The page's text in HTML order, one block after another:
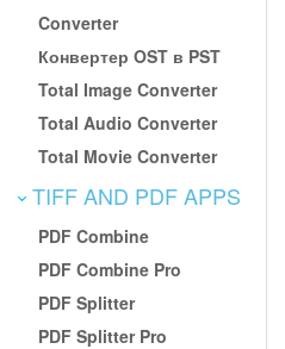
Converter
Конвертер OST в PST
Total Image Converter
Total Audio Converter
Total Movie Converter
TIFF AND PDF APPS
PDF Combine
PDF Combine Pro
PDF Splitter
PDF Splitter Pro